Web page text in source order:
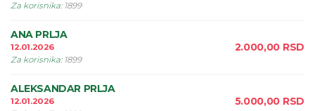
Za korisnika: 1899
ANA PRLJA
12.01.2026
Za korisnika: 1899
2.000,00 RSD
ALEKSANDAR PRLJA
12.01.2026
5.000,00 RSD